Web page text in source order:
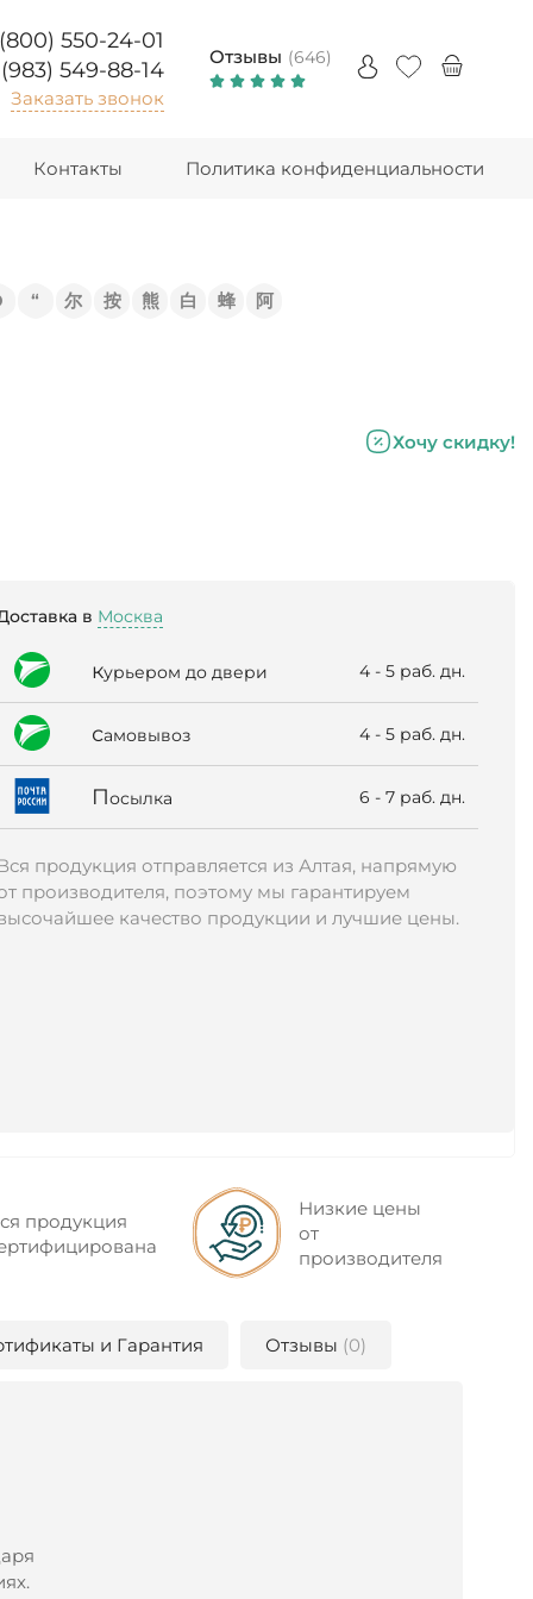
550-24-01
549-88-14
Заказать звонок
Отзывы (646)
Контакты Политика конфиденциальности
“ 尔 按 熊 白 蜂 阿
Хочу скидку!
в Москва
курьером до двери 4 - 5 раб. дн.
самовывоз 4 - 5 раб. дн.
Посылка 6 - 7 раб. дн.
продукция отправляется из Алтая, напрямую
производителя, поэтому мы гарантируем
качество продукции и лучшие цены.
продукция
Низкие цены
от
производителя
и Гарантия Отзывы (0)